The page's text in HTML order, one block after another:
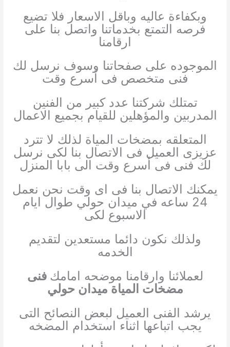
وبكفاءة عاليه وباقل الاسعار فلا تضيع
فرصه التمتع بخدماتنا واتصل بنا على
ارقامنا
الموجوده على صفحاتنا وسوف نرسل لك
فنى متخصص فى أسرع وقت
تمتلك شركتنا عدد كبير من الفنين
المدربين والمؤهلين للقيام بجميع الاعمال
المتعلقه بمضخات المياة لذلك لا تترد
عزيزى العميل فى الاتصال بنا لكى نرسل
لك فنى فى أسرع وقت الى بابا المنزل
يمكنك الاتصال بنا فى اى وقت نحن نعمل
24 ساعه في ميدان حولي طوال ايام
الاسبوع لكى
ولذلك نكون دائما مستعدين لتقديم
الخدمه
لعملائنا وارقامنا موضحه امامك فنى
مضخات المياة ميدان حولي
يرشد الفنى العميل لبعض النصائح التى
يجب اتباعها اثناء استخدام المضخه